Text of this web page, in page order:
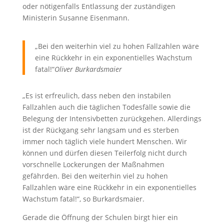
oder nötigenfalls Entlassung der zuständigen
Ministerin Susanne Eisenmann.
„Bei den weiterhin viel zu hohen Fallzahlen wäre
eine Rückkehr in ein exponentielles Wachstum
fatal!“Oliver Burkardsmaier
„Es ist erfreulich, dass neben den instabilen
Fallzahlen auch die täglichen Todesfälle sowie die
Belegung der Intensivbetten zurückgehen. Allerdings
ist der Rückgang sehr langsam und es sterben
immer noch täglich viele hundert Menschen. Wir
können und dürfen diesen Teilerfolg nicht durch
vorschnelle Lockerungen der Maßnahmen
gefährden. Bei den weiterhin viel zu hohen
Fallzahlen wäre eine Rückkehr in ein exponentielles
Wachstum fatal!“, so Burkardsmaier.
Gerade die Öffnung der Schulen birgt hier ein